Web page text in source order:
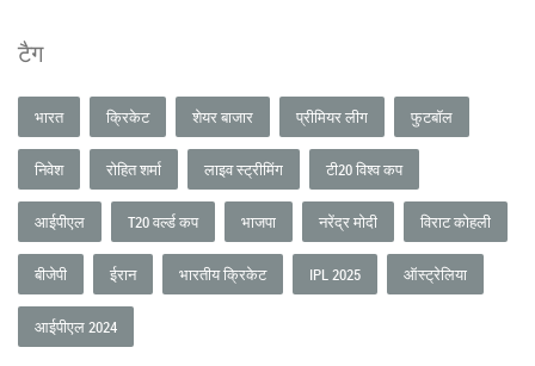
टैग
भारत क्रिकेट शेयर बाजार प्रीमियर लीग फुटबॉल
निवेश रोहित शर्मा लाइव स्ट्रीमिंग टी20 विश्व कप
आईपीएल T20 वर्ल्ड कप भाजपा नरेंद्र मोदी विराट कोहली
बीजेपी ईरान भारतीय क्रिकेट IPL 2025 ऑस्ट्रेलिया
आईपीएल 2024